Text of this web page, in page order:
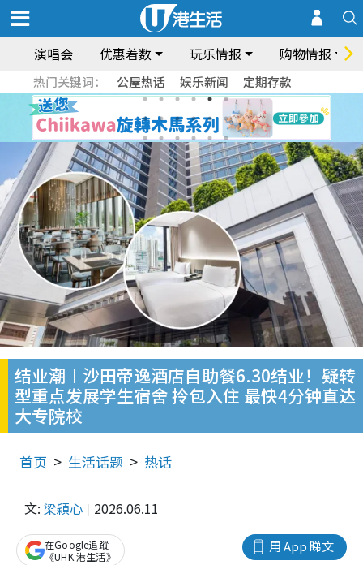
演唱会 优惠着数 玩乐情报 购物情报
热门关键词： 公屋热话 娱乐新闻 定期存款
结业潮︱沙田帝逸酒店自助餐6.30结业！疑转
型重点发展学生宿舍 拎包入住 最快4分钟直达
大专院校
首页 生活话题 热话
文: 梁穎心 2026.06.11
用 App 睇文
在Google追蹤
《UHK 港生活》